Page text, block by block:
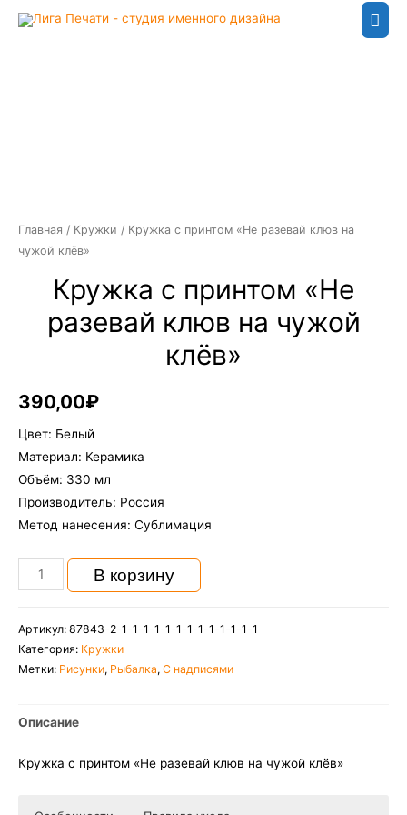
Главная / Кружки / Кружка с принтом «Не разевай клюв на
чужой клёв»
Кружка с принтом «Не
разевай клюв на чужой
клёв»
390,00₽
Цвет: Белый
Материал: Керамика
Объём: 330 мл
Производитель: Россия
Метод нанесения: Сублимация
Количество
Кружка
принтом
на
клёв"
В корзину
Артикул: 87843-2-1-1-1-1-1-1-1-1-1-1-1-1-1
Категория: Кружки
Метки: Рисунки, Рыбалка, С надписями
Описание
Кружка с принтом «Не разевай клюв на чужой клёв»